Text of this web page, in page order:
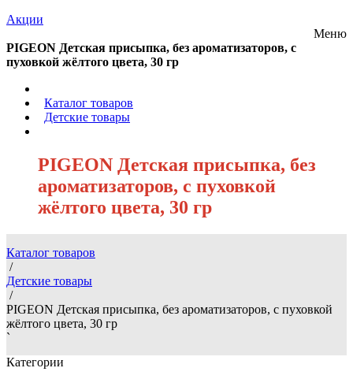
Акции
Меню
PIGEON Детская присыпка, без ароматизаторов, с
пуховкой жёлтого цвета, 30 гр
Каталог товаров
Детские товары
PIGEON Детская присыпка, без
ароматизаторов, с пуховкой
жёлтого цвета, 30 гр
Каталог товаров
/
Детские товары
/
PIGEON Детская присыпка, без ароматизаторов, с пуховкой
жёлтого цвета, 30 гр
`
Категории